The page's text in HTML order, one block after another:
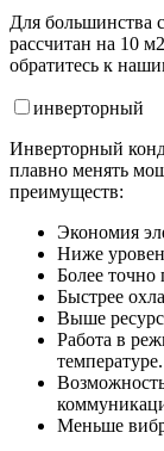
Для большинства
рассчитан на 10
обратитесь к
инверторный
Инверторный
плавно менять
преимуществ:
Экономия
Ниже
Более точно
Быстрее
Выше
Работа в
температуре.
Меньше